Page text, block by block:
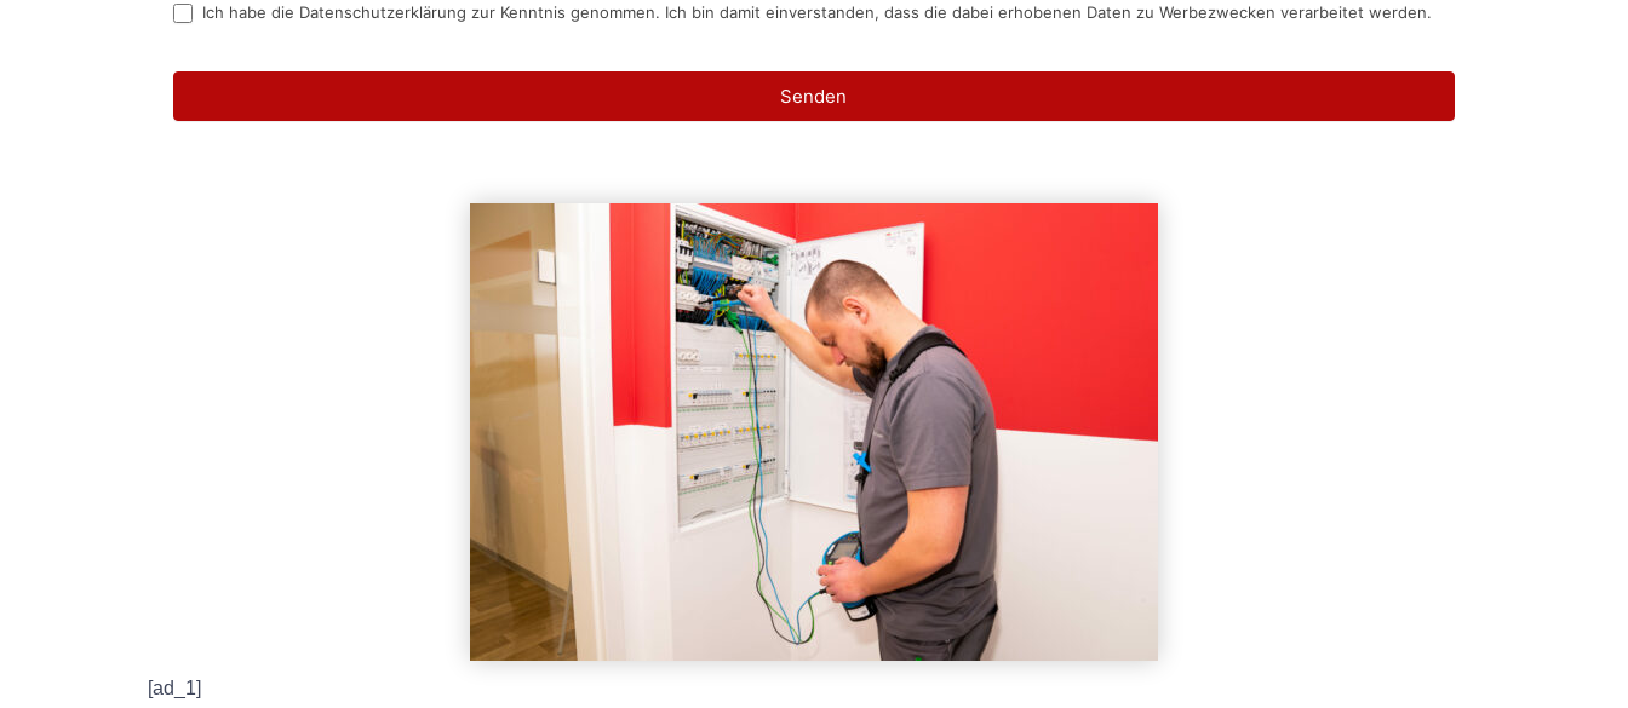
Ich habe die Datenschutzerklärung zur Kenntnis genommen. Ich bin damit einverstanden, dass die dabei erhobenen Daten zu Werbezwecken verarbeitet werden.
Senden
[ad_1]